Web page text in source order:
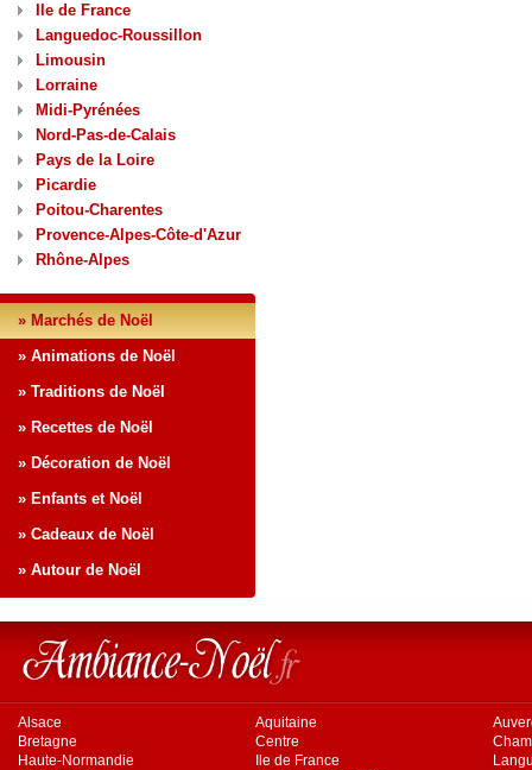
Ile de France
Languedoc-Roussillon
Limousin
Lorraine
Midi-Pyrénées
Nord-Pas-de-Calais
Pays de la Loire
Picardie
Poitou-Charentes
Provence-Alpes-Côte-d'Azur
Rhône-Alpes
» Marchés de Noël
» Animations de Noël
» Traditions de Noël
» Recettes de Noël
» Décoration de Noël
» Enfants et Noël
» Cadeaux de Noël
» Autour de Noël
Alsace Aquitaine
Bretagne
Centre
Haute-Normandie
Ile de France